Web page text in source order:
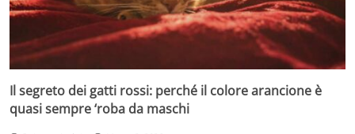
Il segreto dei gatti rossi: perché il colore arancione è
quasi sempre ‘roba da maschi